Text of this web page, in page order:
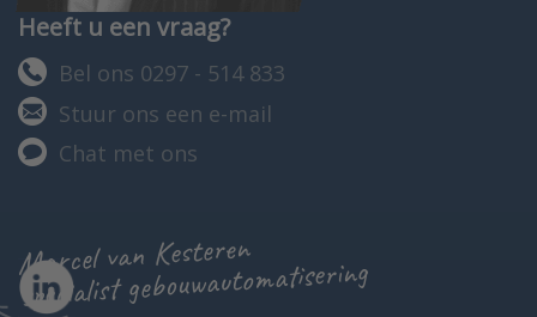
Heeft u een vraag?
Bel ons 0297 - 514 833
Stuur ons een e-mail
Chat met ons
Marcel van Kesteren
specialist gebouwautomatisering